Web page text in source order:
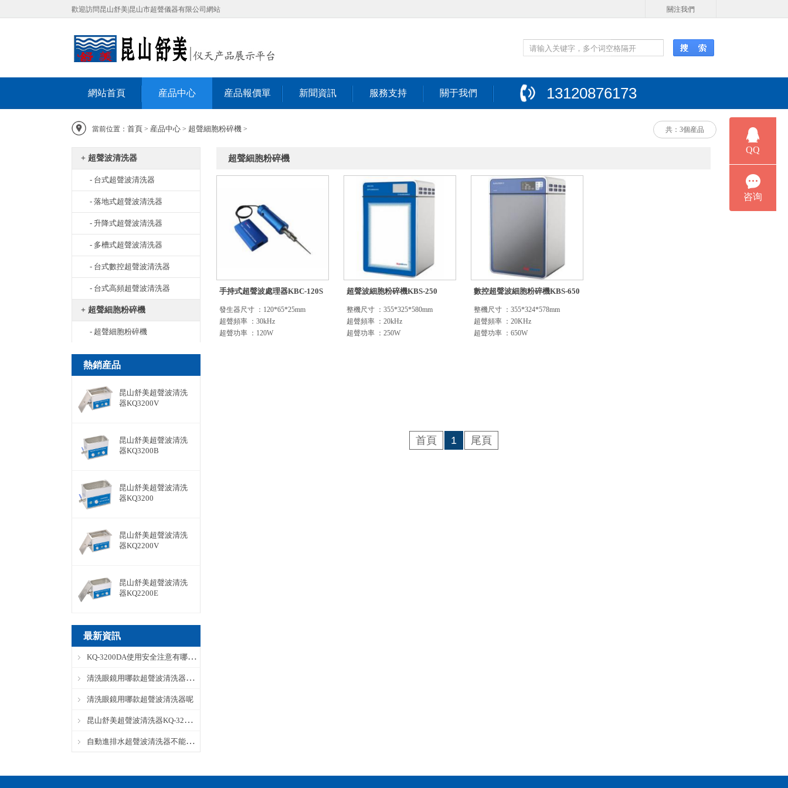
歡迎訪問昆山舒美|昆山市超聲儀器有限公司網站 關注我們
網站首頁 産品中心 産品報價單 新聞資訊 服務支持 關于我們 13120876173
當前位置： 首頁 > 産品中心 > 超聲細胞粉碎機 > 共：3個産品
+ 超聲波清洗器
- 台式超聲波清洗器
- 落地式超聲波清洗器
- 升降式超聲波清洗器
- 多槽式超聲波清洗器
- 台式數控超聲波清洗器
- 台式高頻超聲波清洗器
+ 超聲細胞粉碎機
- 超聲細胞粉碎機
熱銷産品
昆山舒美超聲波清洗
器KQ3200V
昆山舒美超聲波清洗
器KQ3200B
昆山舒美超聲波清洗
器KQ3200
昆山舒美超聲波清洗
器KQ2200V
昆山舒美超聲波清洗
器KQ2200E
最新資訊
KQ-3200DA使用安全注意有哪些？
清洗眼鏡用哪款超聲波清洗器呢？
清洗眼鏡用哪款超聲波清洗器呢
昆山舒美超聲波清洗器KQ-3200DA完整參數
自動進排水超聲波清洗器不能自動進水怎麽辦？
超聲細胞粉碎機
手持式超聲波處理器KBC-120S
發生器尺寸 ：120*65*25mm
超聲頻率 ：30kHz
超聲功率 ：120W
超聲波細胞粉碎機KBS-250
整機尺寸 ：355*325*580mm
超聲頻率 ：20kHz
超聲功率 ：250W
數控超聲波細胞粉碎機KBS-650
整機尺寸 ：355*324*578mm
超聲頻率 ：20KHz
超聲功率 ：650W
首頁 1 尾頁